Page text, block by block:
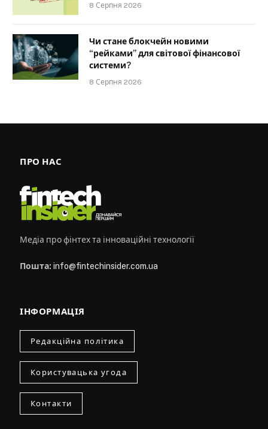
8 Серпня 2026
Чи стане блокчейн новими
“рейками” для світової фінансової
системи?
8 Серпня 2026
ПРО НАС
Медіа про фінтех та інноваційні технології
Пошта: info@fintechinsider.com.ua
ІНФОРМАЦІЯ
Редакційна політика
Користувацька угода
Контакти